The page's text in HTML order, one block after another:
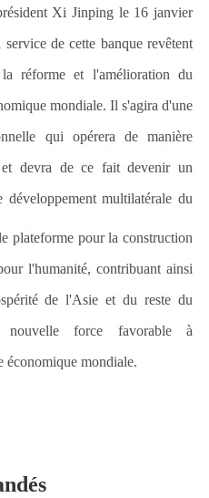
Xi Jinping le 16 janvier
de cette banque revêtent
la réforme et l'amélioration du
mondiale. Il s'agira d'une
qui opérera de manière
et devra de ce fait devenir un
multilatérale du
plateforme pour la construction
l'humanité, contribuant ainsi
de l'Asie et du reste du
force favorable à
économique mondiale.